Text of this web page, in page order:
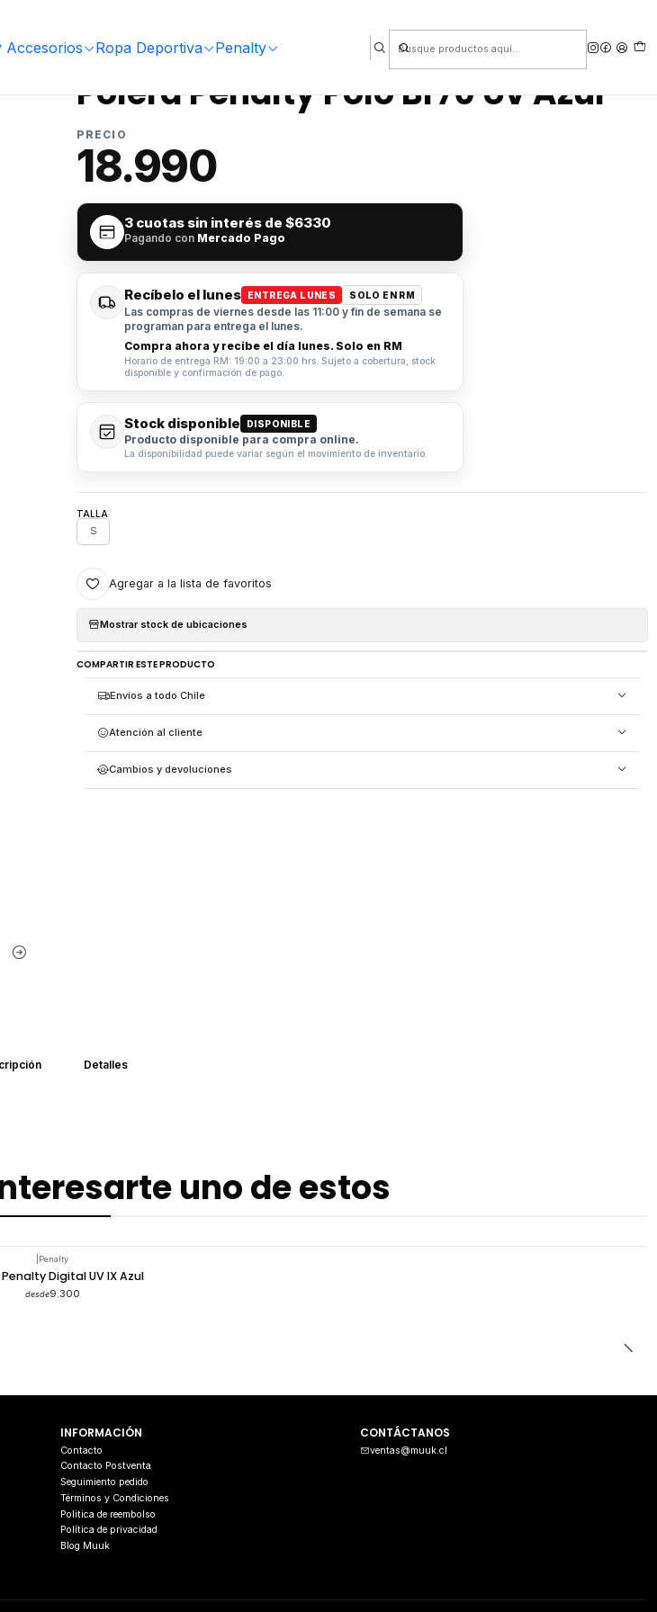
Accesorios Ropa Deportiva Penalty
Polera Penalty Polo Br70 Uv Azul
PRECIO
18.990
3 cuotas sin interés de $6330
Pagando con Mercado Pago
Recíbelo el lunes ENTREGA LUNES SOLO EN RM
Las compras de viernes desde las 11:00 y fin de semana se
programan para entrega el lunes.
Compra ahora y recibe el día lunes. Solo en RM
Horario de entrega RM: 19:00 a 23:00 hrs. Sujeto a cobertura, stock
disponible y confirmación de pago.
Stock disponible DISPONIBLE
Producto disponible para compra online.
La disponibilidad puede variar según el movimiento de inventario.
TALLA
S
Agregar a la lista de favoritos
Mostrar stock de ubicaciones
COMPARTIR ESTE PRODUCTO
Envíos a todo Chile
Atención al cliente
Cambios y devoluciones
Detalles
uno de estos
Penalty
Digital UV IX Azul
desde9.300
INFORMACIÓN
Contacto
Contacto Postventa
Seguimiento pedido
Términos y Condiciones
Politica de reembolso
Política de privacidad
Blog Muuk
CONTÁCTANOS
ventas@muuk.cl